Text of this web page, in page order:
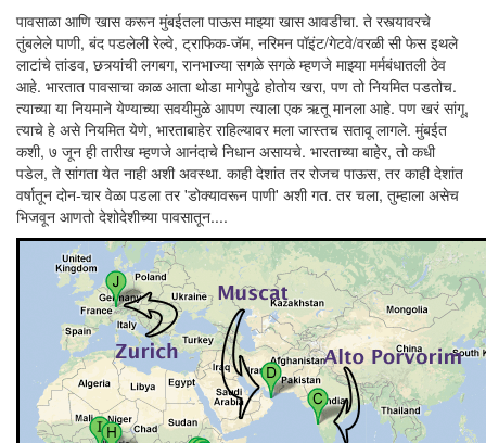
पावसाळा आणि खास करून मुंबईतला पाऊस माझ्या खास आवडीचा. ते रस्त्यावरचे
तुंबलेले पाणी, बंद पडलेली रेल्वे, ट्राफिक-जॅम, नरिमन पॉइंट/गेटवे/वरळी सी फेस इथले
लाटांचे तांडव, छत्र्यांची लगबग, रानभाज्या सगळे सगळे म्हणजे माझ्या मर्मबंधातली ठेव
आहे. भारतात पावसाचा काळ आता थोडा मागेपुढे होतोय खरा, पण तो नियमित पडतोच.
त्याच्या या नियमाने येण्याच्या सवयीमुळे आपण त्याला एक ऋतू मानला आहे. पण खरं सांगू,
त्याचे हे असे नियमित येणे, भारताबाहेर राहिल्यावर मला जास्तच सतावू लागले. मुंबईत
कशी, ७ जून ही तारीख म्हणजे आनंदाचे निधान असायचे. भारताच्या बाहेर, तो कधी
पडेल, ते सांगता येत नाही अशी अवस्था. काही देशांत तर रोजच पाऊस, तर काही देशांत
वर्षातून दोन-चार वेळा पडला तर 'डोक्यावरून पाणी' अशी गत. तर चला, तुम्हाला असेच
भिजवून आणतो देशोदेशीच्या पावसातून....